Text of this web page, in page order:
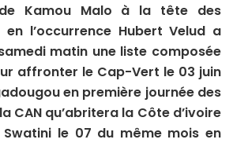
Kamou Malo à la tête des
en l’occurrence Hubert Velud a
matin une liste composée
affronter le Cap-Vert le 03 juin
en première journée des
CAN qu’abritera la Côte d’ivoire
le 07 du même mois en